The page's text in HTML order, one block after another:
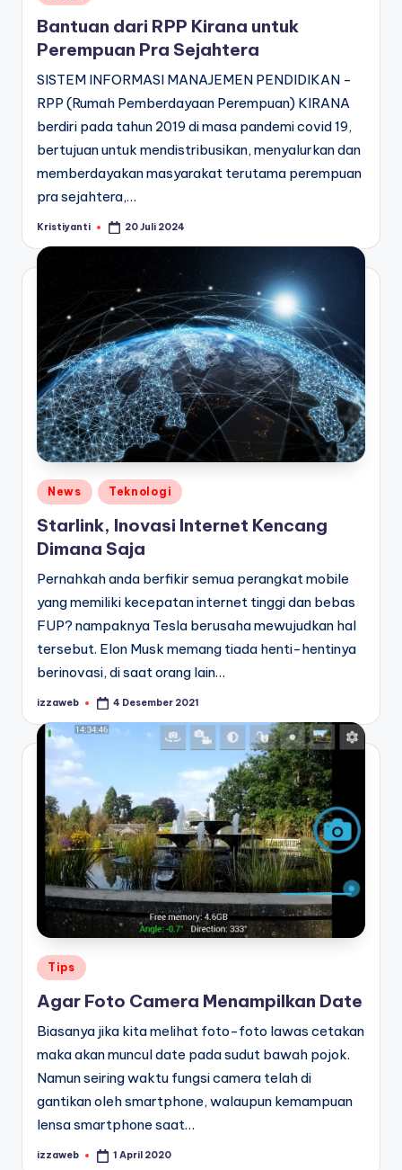
in
Bantuan dari RPP Kirana untuk
Perempuan Pra Sejahtera
SISTEM INFORMASI MANAJEMEN PENDIDIKAN -
RPP (Rumah Pemberdayaan Perempuan) KIRANA
berdiri pada tahun 2019 di masa pandemi covid 19,
bertujuan untuk mendistribusikan, menyalurkan dan
memberdayakan masyarakat terutama perempuan
pra sejahtera,…
Posted
Kristiyanti 20 Juli 2024
Posted
in
News Teknologi
Starlink, Inovasi Internet Kencang
Dimana Saja
Pernahkah anda berfikir semua perangkat mobile
yang memiliki kecepatan internet tinggi dan bebas
FUP? nampaknya Tesla berusaha mewujudkan hal
tersebut. Elon Musk memang tiada henti-hentinya
berinovasi, di saat orang lain…
Posted
izzaweb 4 Desember 2021
Posted
in
Tips
Agar Foto Camera Menampilkan Date
Biasanya jika kita melihat foto-foto lawas cetakan
maka akan muncul date pada sudut bawah pojok.
Namun seiring waktu fungsi camera telah di
gantikan oleh smartphone, walaupun kemampuan
lensa smartphone saat…
Posted
izzaweb 1 April 2020